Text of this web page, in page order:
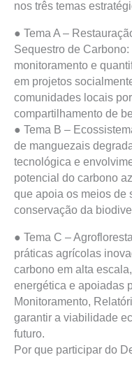
nos três temas
● Tema A –
Sequestro de Carbono:
monitoramento e
em projetos
comunidades locais
compartilhamento de
● Tema B –
de manguezais
tecnológica e
potencial do carbono
que apoia os meios de
conservação da
● Tema C –
práticas agrícolas
carbono em alta
energética e apoiadas
Monitoramento,
garantir a viabilidade
futuro.
Por que participar do